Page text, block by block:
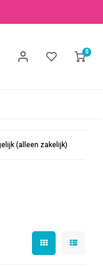
0
(alleen zakelijk)